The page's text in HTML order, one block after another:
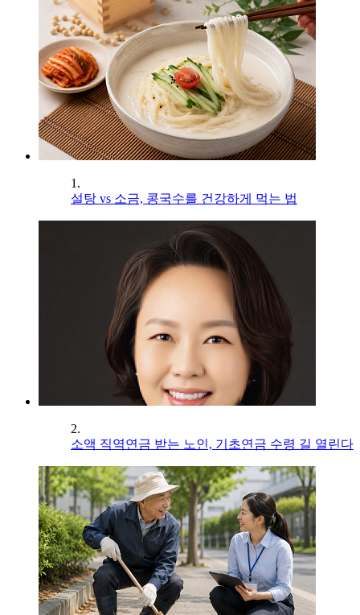
1.
설탕 vs 소금, 콩국수를 건강하게 먹는 법
2.
소액 직역연금 받는 노인, 기초연금 수령 길 열린다